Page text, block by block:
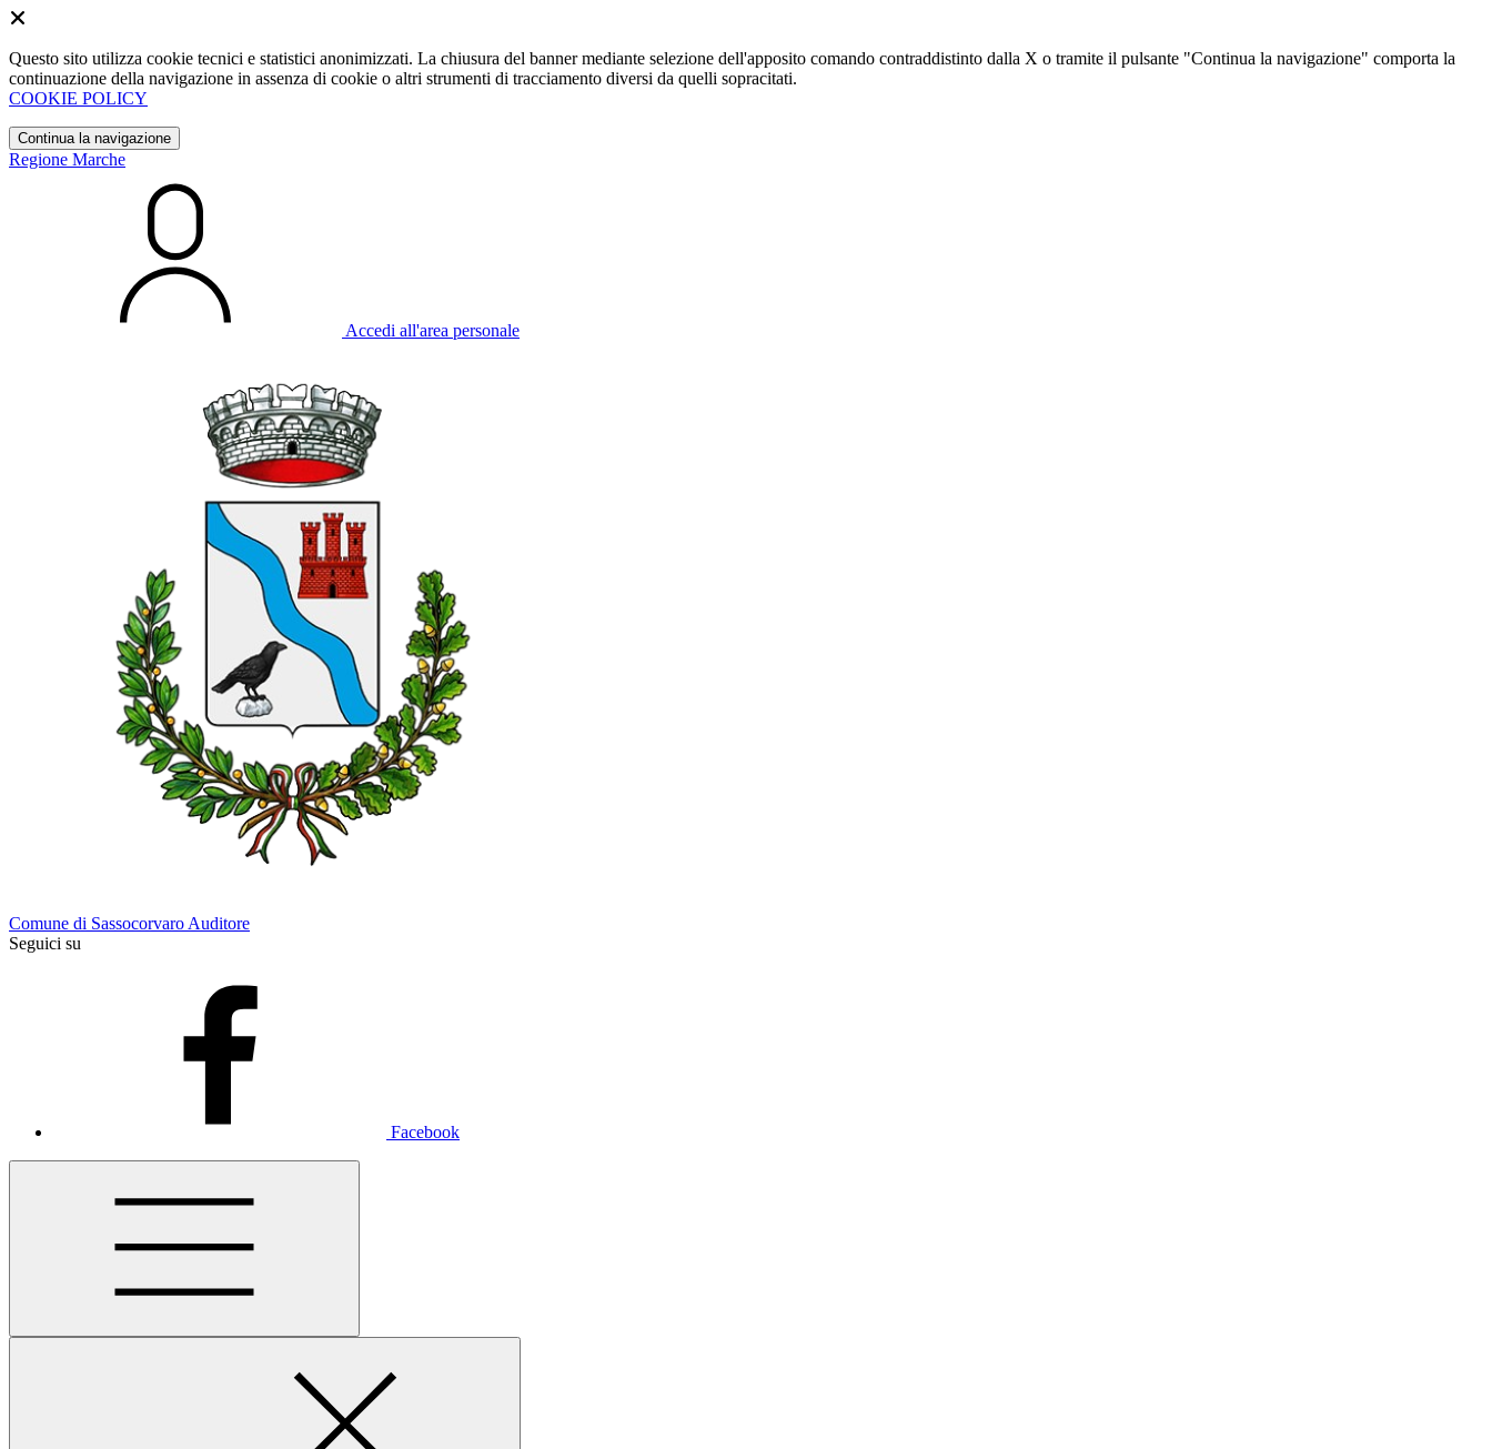
Questo sito utilizza cookie tecnici e statistici anonimizzati. La chiusura del banner mediante selezione dell'apposito comando contraddistinto dalla X o tramite il pulsante "Continua la navigazione" comporta la
continuazione della navigazione in assenza di cookie o altri strumenti di tracciamento diversi da quelli sopracitati.
COOKIE POLICY
Continua la navigazione
Regione Marche
Accedi all'area personale
Comune di Sassocorvaro Auditore
Seguici su
Facebook